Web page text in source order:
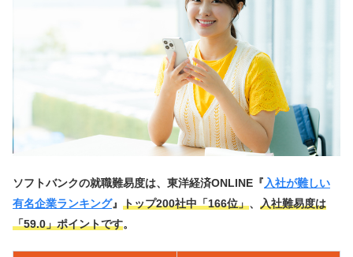
ソフトバンクの就職難易度は、東洋経済ONLINE『 入社が難しい
有名企業ランキング』 トップ200社中「166位」、 入社難易度は
「59.0」ポイントです。